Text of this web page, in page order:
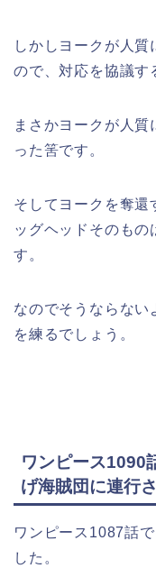
しかしヨークが人質
ので、対応を協議す
まさかヨークが人
った筈です。
そしてヨークを奪還
ッグヘッドそのもの
す。
なのでそうならない
を練るでしょう。
ワンピース1090
げ海賊団に連行
ワンピース1087話
した。